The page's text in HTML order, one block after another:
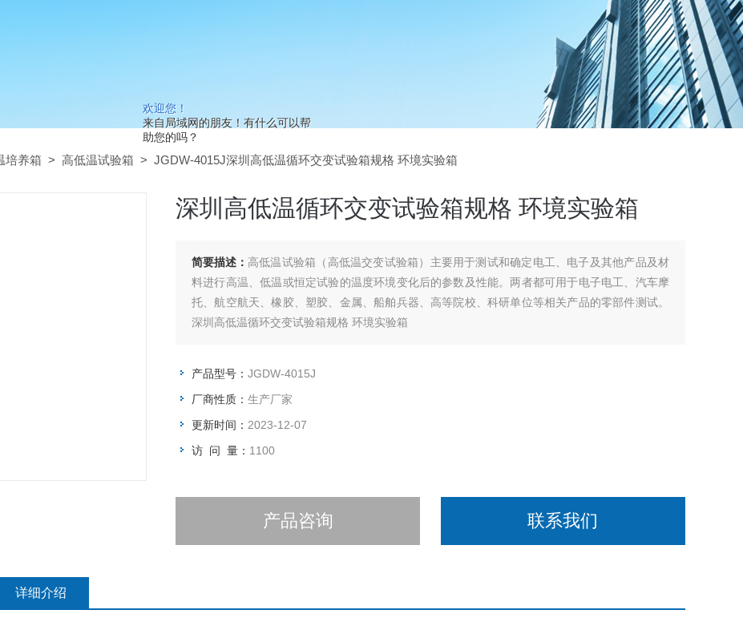
欢迎您！
来自局域网的朋友！有什么可以帮
助您的吗？
培养箱 > 高低温试验箱 > JGDW-4015J深圳高低温循环交变试验箱规格 环境实验箱
深圳高低温循环交变试验箱规格 环境实验箱
简要描述： 高低温试验箱（高低温交变试验箱）主要用于测试和确定电工、电子及其他产品及材
料进行高温、低温或恒定试验的温度环境变化后的参数及性能。两者都可用于电子电工、汽车摩
托、航空航天、橡胶、塑胶、金属、船舶兵器、高等院校、科研单位等相关产品的零部件测试。
深圳高低温循环交变试验箱规格 环境实验箱
产品型号： JGDW-4015J
厂商性质： 生产厂家
更新时间： 2023-12-07
访 问 量： 1100
产品咨询 联系我们
详细介绍